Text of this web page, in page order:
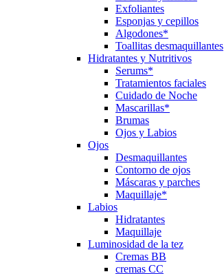
Exfoliantes
Esponjas y cepillos
Algodones*
Toallitas desmaquillantes
Hidratantes y Nutritivos
Serums*
Tratamientos faciales
Cuidado de Noche
Mascarillas*
Brumas
Ojos y Labios
Ojos
Desmaquillantes
Contorno de ojos
Máscaras y parches
Maquillaje*
Labios
Hidratantes
Maquillaje
Luminosidad de la tez
Cremas BB
cremas CC